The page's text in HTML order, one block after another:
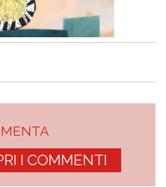
I COMMENTI